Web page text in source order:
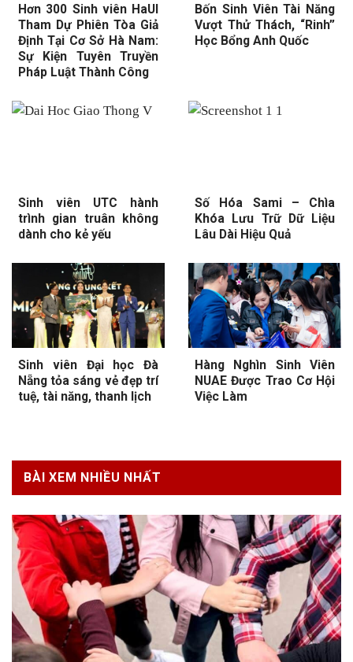
Hơn 300 Sinh viên HaUI
Tham Dự Phiên Tòa Giả
Định Tại Cơ Sở Hà Nam:
Sự Kiện Tuyên Truyền
Pháp Luật Thành Công
Bốn Sinh Viên Tài Năng
Vượt Thử Thách, “Rinh”
Học Bổng Anh Quốc
Sinh viên UTC hành
trình gian truân không
dành cho kẻ yếu
Số Hóa Sami – Chìa
Khóa Lưu Trữ Dữ Liệu
Lâu Dài Hiệu Quả
Sinh viên Đại học Đà
Nẵng tỏa sáng vẻ đẹp trí
tuệ, tài năng, thanh lịch
Hàng Nghìn Sinh Viên
NUAE Được Trao Cơ Hội
Việc Làm
BÀI XEM NHIỀU NHẤT